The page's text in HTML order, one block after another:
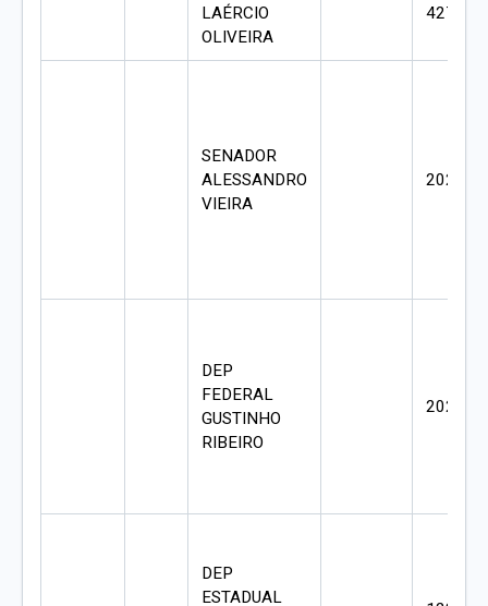
LAÉRCIO
OLIVEIRA
SENADOR
ALESSANDRO
VIEIRA
DEP
FEDERAL
GUSTINHO
RIBEIRO
DEP
ESTADUAL